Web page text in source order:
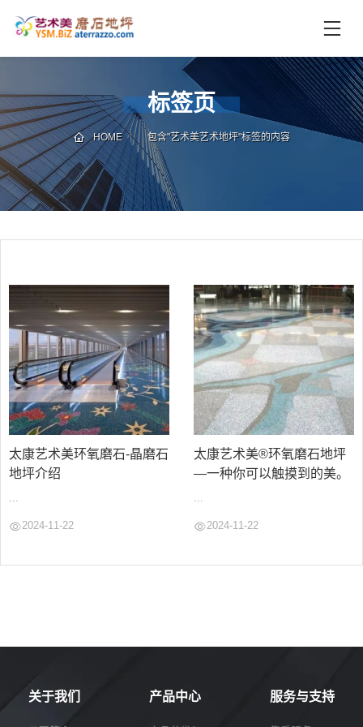
页
分
类
联
系
我
们
电
话
咨
询
标签页
HOME 包含"艺术美艺术地坪"标签的内容
太康艺术美环氧磨石-晶磨石
地坪介绍
...
2024-11-22
太康艺术美®环氧磨石地坪
—一种你可以触摸到的美。
...
2024-11-22
关于我们 产品中心 服务与支持